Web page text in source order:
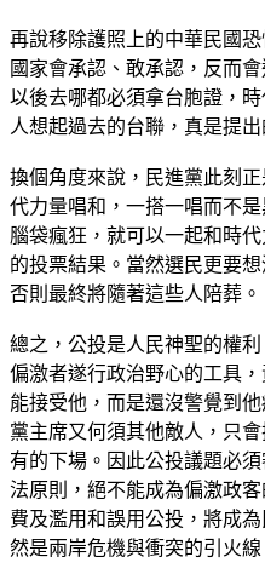
再說移除護照上的中華民國
國家會承認、敢承認，反而
以後去哪都必須拿台胞證，
人想起過去的台聯，真是提
換個角度來說，民進黨此刻
代力量唱和，一搭一唱而不
腦袋瘋狂，就可以一起和時
的投票結果。當然選民更要
否則最終將隨著這些人陪葬。
總之，公投是人民神聖的權
偏激者遂行政治野心的工具
能接受他，而是還沒警覺到
黨主席又何須其他敵人，只
有的下場。因此公投議題必
法原則，絕不能成為偏激政
費及濫用和誤用公投，將成
然是兩岸危機與衝突的引火線